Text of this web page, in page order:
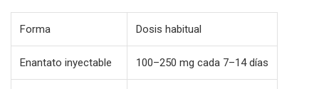
Forma Dosis habitual
Enantato inyectable 100–250 mg cada 7–14 días